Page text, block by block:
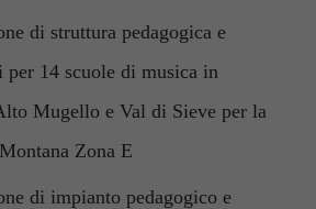
di struttura pedagogica e
per 14 scuole di musica in
Mugello e Val di Sieve per la
Zona E
di impianto pedagogico e
e la
struttura del
sito web, in
all'utilizzo
del sito
stesso.